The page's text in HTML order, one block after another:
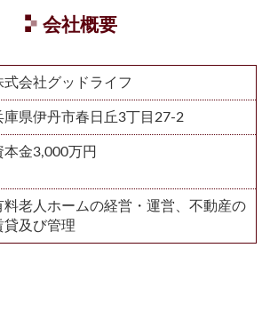
会社概要
式会社グッドライフ
庫県伊丹市春日丘3丁目27-2
本金3,000万円
料老人ホームの経営・運営、不動産の
貸及び管理